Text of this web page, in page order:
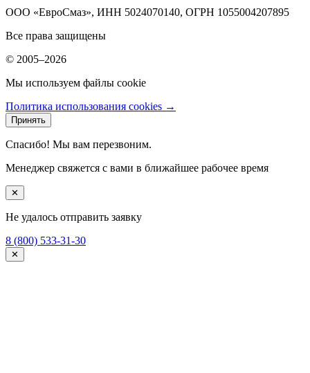
ООО «ЕвроСмаз», ИНН 5024070140, ОГРН 1055004207895
Все права защищены
© 2005–2026
Мы используем файлы cookie
Политика использования cookies →
Принять
Спасибо! Мы вам перезвоним.
Менеджер свяжется с вами в ближайшее рабочее время
✕
Не удалось отправить заявку
8 (800) 533-31-30
✕